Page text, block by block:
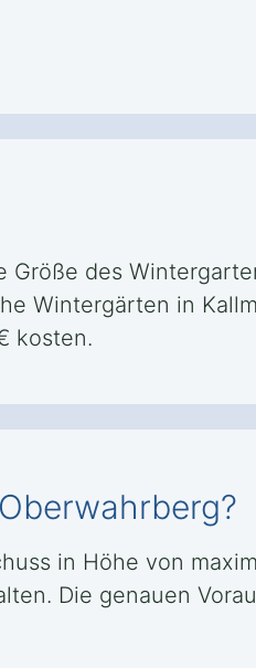
Größe des
Wintergärten in
kosten.
in Höhe von
Die genauen